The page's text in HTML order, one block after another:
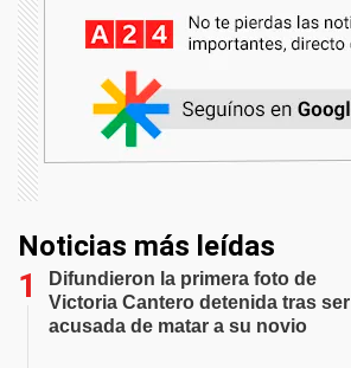
Noticias más leídas
Difundieron la primera foto de
Victoria Cantero detenida tras ser
acusada de matar a su novio